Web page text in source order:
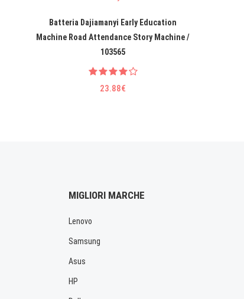
Batteria Dajiamanyi Early Education
Machine Road Attendance Story Machine /
103565
23.88€
MIGLIORI MARCHE
Lenovo
Samsung
Asus
HP